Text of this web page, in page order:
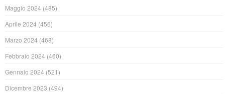
Maggio 2024 (485)
Aprile 2024 (456)
Marzo 2024 (468)
Febbraio 2024 (460)
Gennaio 2024 (521)
Dicembre 2023 (494)